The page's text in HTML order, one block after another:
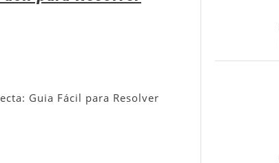
Guia Fácil para Resolver